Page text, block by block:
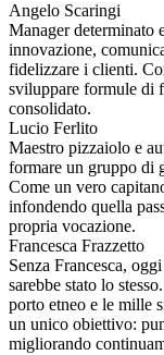
Angelo Scaringi
Manager determinato
innovazione,
fidelizzare i clienti.
sviluppare formule di
consolidato.
Lucio Ferlito
Maestro pizzaiolo e
formare un gruppo di
Come un vero
infondendo quella
propria vocazione.
Francesca Frazzetto
Senza Francesca,
sarebbe stato lo
porto etneo e le mille
un unico obiettivo:
migliorando